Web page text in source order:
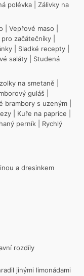
polévka
Zálivky na
Vepřové maso
pro začátečníky
Sladké recepty
saláty
Studená
na smetaně
guláš
brambory s uzeným
Kuře na paprice
perník
Rychlý
a dresinkem
rozdíly
jinými limonádami